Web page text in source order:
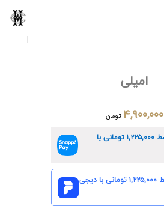
امیلی
۴,۹۰۰,۰۰۰ تومان
۱,۲۲۵,۰۰۰تومانی با
۱,۲۲۵,۰۰۰تومانی با دیجی